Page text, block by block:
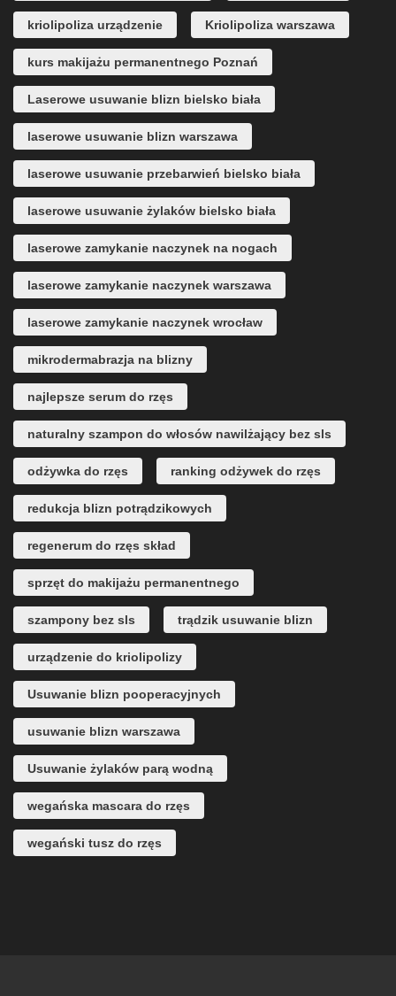
kriolipoliza urządzenie Kriolipoliza warszawa
kurs makijażu permanentnego Poznań
Laserowe usuwanie blizn bielsko biała
laserowe usuwanie blizn warszawa
laserowe usuwanie przebarwień bielsko biała
laserowe usuwanie żylaków bielsko biała
laserowe zamykanie naczynek na nogach
laserowe zamykanie naczynek warszawa
laserowe zamykanie naczynek wrocław
mikrodermabrazja na blizny
najlepsze serum do rzęs
naturalny szampon do włosów nawilżający bez sls
odżywka do rzęs ranking odżywek do rzęs
redukcja blizn potrądzikowych
regenerum do rzęs skład
sprzęt do makijażu permanentnego
szampony bez sls trądzik usuwanie blizn
urządzenie do kriolipolizy
Usuwanie blizn pooperacyjnych
usuwanie blizn warszawa
Usuwanie żylaków parą wodną
wegańska mascara do rzęs
wegański tusz do rzęs